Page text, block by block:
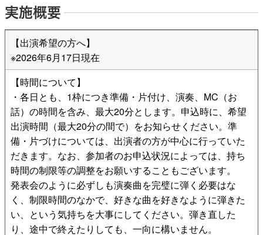
実施概要
【出演希望の方へ】
※2026年6月17日現在
【時間について】
・各日とも、1枠につき準備・片付け、演奏、MC（お
話）の時間を含み、最大20分とします。申込時に、希望
出演時間（最大20分の間で）をお知らせください。準
備・片づけについては、出演者の方が中心に行っていた
だきます。なお、参加者のお申込状況によっては、持ち
時間の制限等の調整をお願いすることもございます。
発表会のように必ずしも演奏曲を完璧に弾く必要はな
く、制限時間のなかで、好きな曲を好きなように弾きた
い、という気持ちを大事にしてください。弾き直した
り、途中で終えたりしても、一向に構いません。